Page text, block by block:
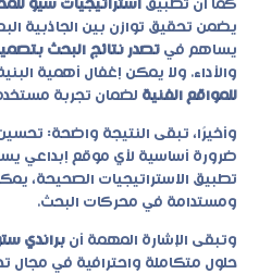
كما أن تطبيق استراتيجيات سيو
يضمن تحقيق توازن بين الجاذبية
يساهم في تصدر نتائج البحث
والأداء. ولا يمكن إغفال أهمية
للمواقع الفنية لضمان تجربة
وأخيرًا، تبقى النتيجة واضحة: تحسين
ضرورة أساسية لأي موقع إبداعي
تطبيق الاستراتيجيات الصحيحة،
ومستدامة في محركات البحث.
وتبقى الإشارة المهمة أن براندي
حلول متكاملة واحترافية في مجال